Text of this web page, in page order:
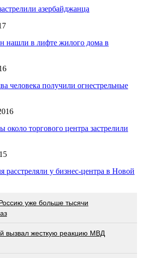
азербайджанца
нашли в лифте жилого дома в
человека получили огнестрельные
около торгового центра застрелили
расстреляли у бизнес-центра в Новой
уже больше тысячи
вызвал жесткую реакцию МВД